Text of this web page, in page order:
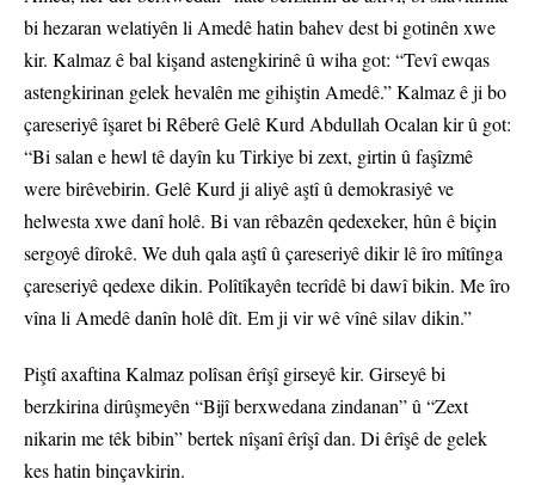
bi hezaran welatiyên li Amedê hatin bahev dest bi gotinên xwe
kir. Kalmaz ê bal kişand astengkirinê û wiha got: “Tevî ewqas
astengkirinan gelek hevalên me gihiştin Amedê.” Kalmaz ê ji bo
çareseriyê îşaret bi Rêberê Gelê Kurd Abdullah Ocalan kir û got:
“Bi salan e hewl tê dayîn ku Tirkiye bi zext, girtin û faşîzmê
were birêvebirin. Gelê Kurd ji aliyê aştî û demokrasiyê ve
helwesta xwe danî holê. Bi van rêbazên qedexeker, hûn ê biçin
sergoyê dîrokê. We duh qala aştî û çareseriyê dikir lê îro mîtînga
çareseriyê qedexe dikin. Polîtîkayên tecrîdê bi dawî bikin. Me îro
vîna li Amedê danîn holê dît. Em ji vir wê vînê silav dikin.”
Piştî axaftina Kalmaz polîsan êrîşî girseyê kir. Girseyê bi
berzkirina dirûşmeyên “Bijî berxwedana zindanan” û “Zext
nikarin me têk bibin” bertek nîşanî êrîşî dan. Di êrîşê de gelek
kes hatin binçavkirin.